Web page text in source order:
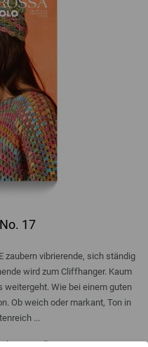
17
zaubern vibrierende, sich ständig
wird zum Cliffhanger. Kaum
Wie bei einem guten
Ob weich oder markant, Ton in
...
Versandkosten